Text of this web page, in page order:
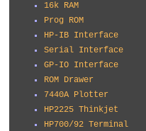
16k RAM
Prog ROM
HP-IB Interface
Serial Interface
GP-IO Interface
ROM Drawer
7440A Plotter
HP2225 Thinkjet
HP700/92 Terminal